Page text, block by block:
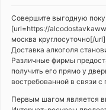
Совершите выгодную
[url=https://
москва круглосуточно[/url].
Доставка алкоголя
Различные фирмы
получить его прямо у
востребованной в связи
Первым шагом является